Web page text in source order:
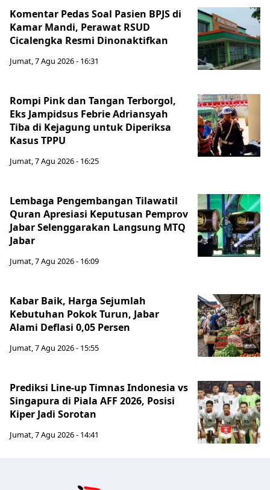
Komentar Pedas Soal Pasien BPJS di
Kamar Mandi, Perawat RSUD
Cicalengka Resmi Dinonaktifkan
Jumat, 7 Agu 2026 - 16:31
Rompi Pink dan Tangan Terborgol,
Eks Jampidsus Febrie Adriansyah
Tiba di Kejagung untuk Diperiksa
Kasus TPPU
Jumat, 7 Agu 2026 - 16:25
Lembaga Pengembangan Tilawatil
Quran Apresiasi Keputusan Pemprov
Jabar Selenggarakan Langsung MTQ
Jabar
Jumat, 7 Agu 2026 - 16:09
Kabar Baik, Harga Sejumlah
Kebutuhan Pokok Turun, Jabar
Alami Deflasi 0,05 Persen
Jumat, 7 Agu 2026 - 15:55
Prediksi Line-up Timnas Indonesia vs
Singapura di Piala AFF 2026, Posisi
Kiper Jadi Sorotan
Jumat, 7 Agu 2026 - 14:41